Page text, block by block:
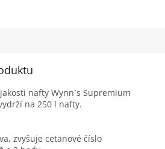
nafty Wynn´s Supremium
na 250 l nafty.
zvyšuje cetanové číslo